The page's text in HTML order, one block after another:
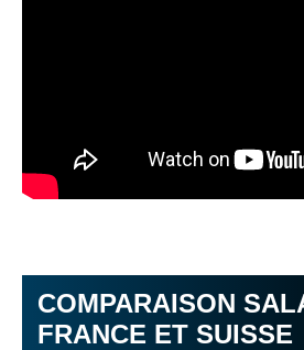
COMPARAISON
FRANCE ET SUISSE